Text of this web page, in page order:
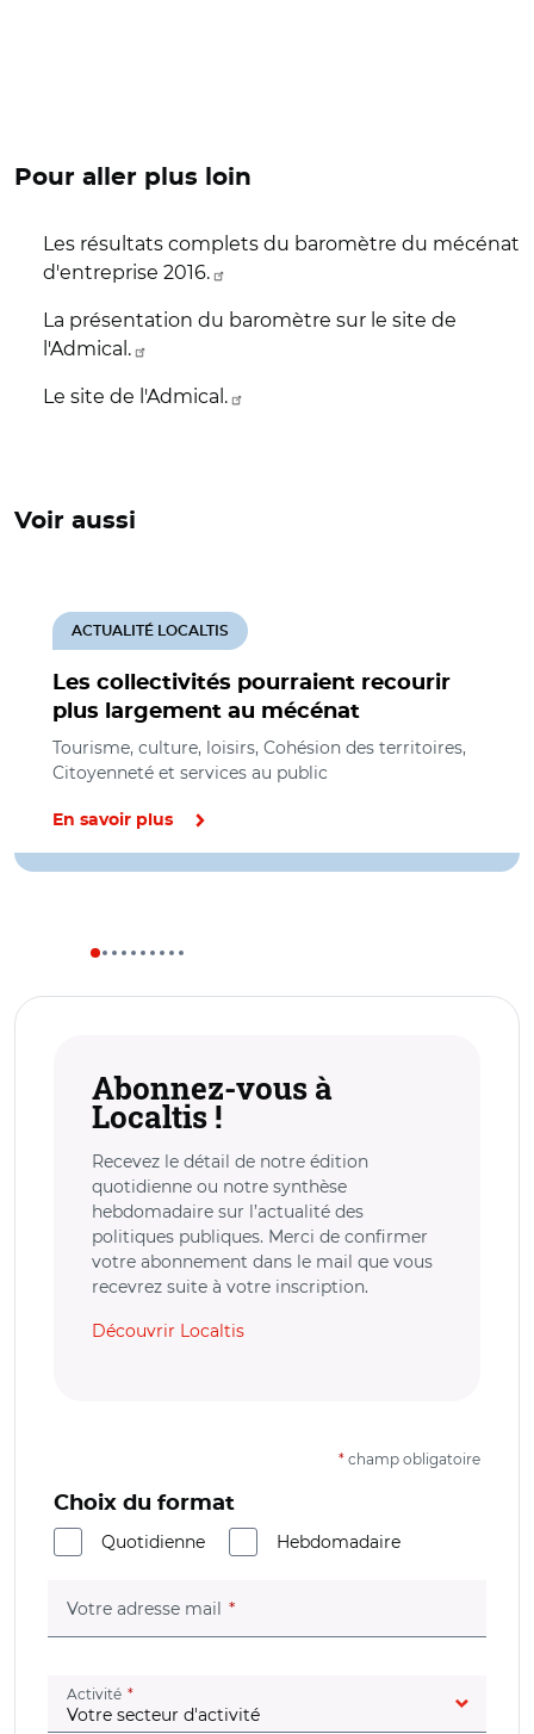
Pour aller plus loin
Les résultats complets du baromètre du mécénat
d'entreprise 2016.
La présentation du baromètre sur le site de
l'Admical.
Le site de l'Admical.
Voir aussi
Les collectivités pourraient recourir
plus largement au mécénat
ACTUALITÉ LOCALTIS
Tourisme, culture, loisirs, Cohésion des territoires,
Citoyenneté et services au public
En savoir plus
Abonnez-vous à
Localtis !
Recevez le détail de notre édition
quotidienne ou notre synthèse
hebdomadaire sur l’actualité des
politiques publiques. Merci de confirmer
votre abonnement dans le mail que vous
recevrez suite à votre inscription.
Découvrir Localtis
* champ obligatoire
Choix du format
Quotidienne
Hebdomadaire
Votre adresse mail (champ obligatoire)
Activité (champ obligatoire)